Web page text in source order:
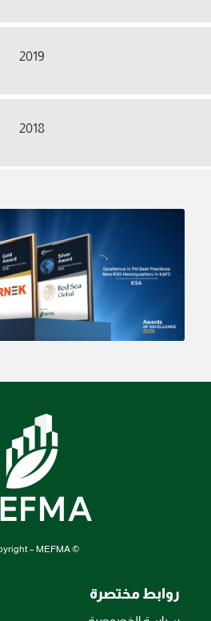
2019
2018
© Copyright – MEFMA
روابط مختصرة